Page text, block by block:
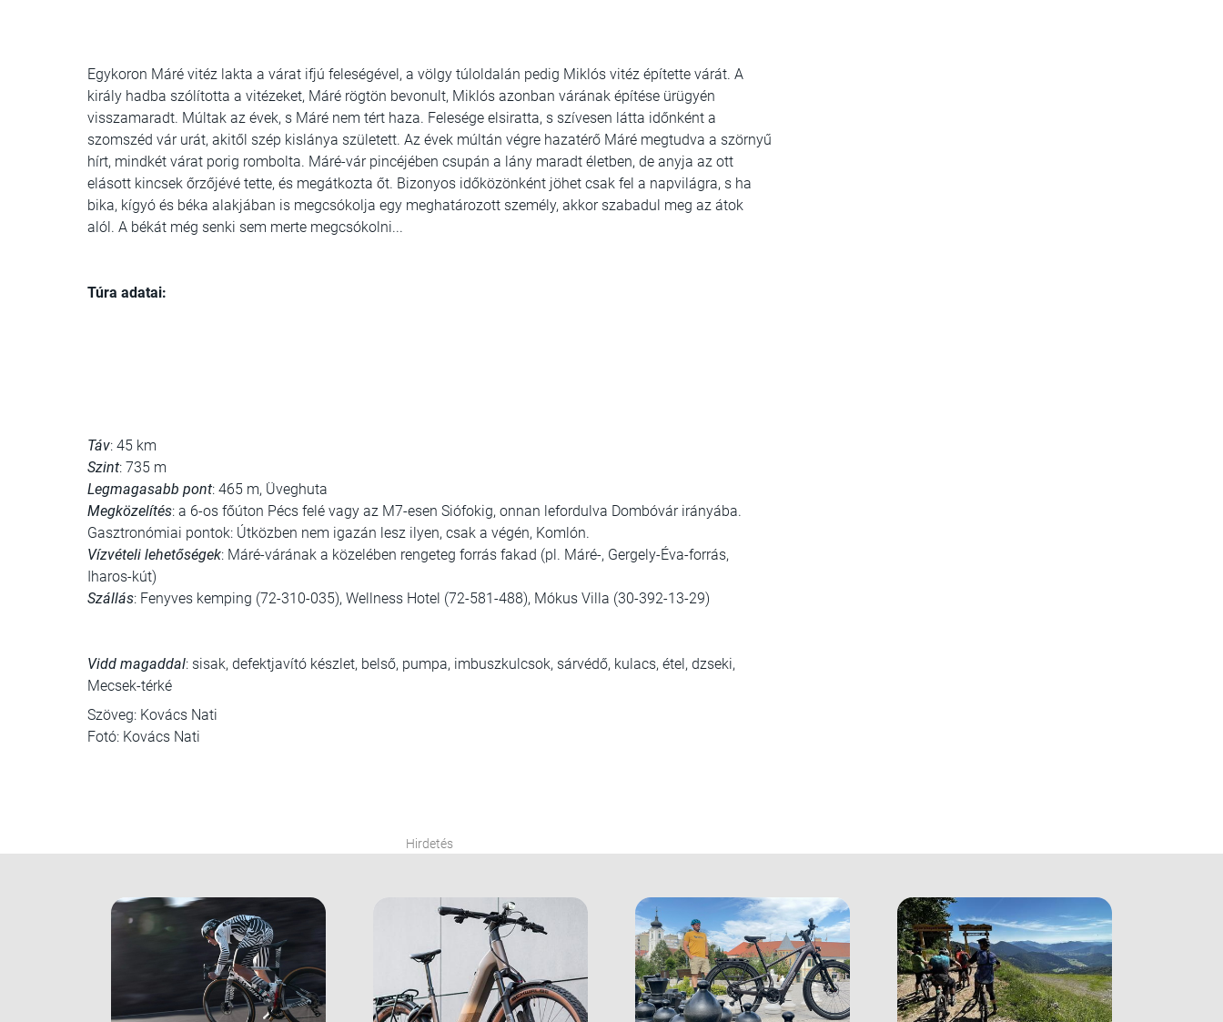
Egykoron Máré vitéz lakta a várat ifjú feleségével, a völgy túloldalán pedig Miklós vitéz építette várát. A
király hadba szólította a vitézeket, Máré rögtön bevonult, Miklós azonban várának építése ürügyén
visszamaradt. Múltak az évek, s Máré nem tért haza. Felesége elsiratta, s szívesen látta időnként a
szomszéd vár urát, akitől szép kislánya született. Az évek múltán végre hazatérő Máré megtudva a szörnyű
hírt, mindkét várat porig rombolta. Máré-vár pincéjében csupán a lány maradt életben, de anyja az ott
elásott kincsek őrzőjévé tette, és megátkozta őt. Bizonyos időközönként jöhet csak fel a napvilágra, s ha
bika, kígyó és béka alakjában is megcsókolja egy meghatározott személy, akkor szabadul meg az átok
alól. A békát még senki sem merte megcsókolni...
Túra adatai:
Táv: 45 km
Szint: 735 m
Legmagasabb pont: 465 m, Üveghuta
Megközelítés: a 6-os főúton Pécs felé vagy az M7-esen Siófokig, onnan lefordulva Dombóvár irányába.
Gasztronómiai pontok: Útközben nem igazán lesz ilyen, csak a végén, Komlón.
Vízvételi lehetőségek: Máré-várának a közelében rengeteg forrás fakad (pl. Máré-, Gergely-Éva-forrás,
Iharos-kút)
Szállás: Fenyves kemping (72-310-035), Wellness Hotel (72-581-488), Mókus Villa (30-392-13-29)
Vidd magaddal: sisak, defektjavító készlet, belső, pumpa, imbuszkulcsok, sárvédő, kulacs, étel, dzseki,
Mecsek-térké
Szöveg: Kovács Nati
Fotó: Kovács Nati
Hirdetés